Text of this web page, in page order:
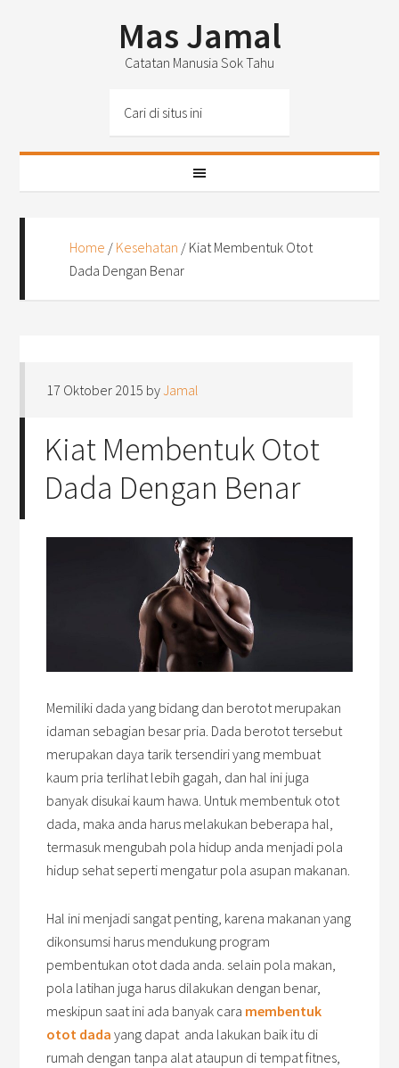
Mas Jamal
Catatan Manusia Sok Tahu
Home / Kesehatan / Kiat Membentuk Otot
Dada Dengan Benar
17 Oktober 2015 byJamal
Kiat Membentuk Otot
Dada Dengan Benar
Memiliki dada yang bidang dan berotot merupakan
idaman sebagian besar pria. Dada berotot tersebut
merupakan daya tarik tersendiri yang membuat
kaum pria terlihat lebih gagah, dan hal ini juga
banyak disukai kaum hawa. Untuk membentuk otot
dada, maka anda harus melakukan beberapa hal,
termasuk mengubah pola hidup anda menjadi pola
hidup sehat seperti mengatur pola asupan makanan.
Hal ini menjadi sangat penting, karena makanan yang
dikonsumsi harus mendukung program
pembentukan otot dada anda. selain pola makan,
pola latihan juga harus dilakukan dengan benar,
meskipun saat ini ada banyak cara membentuk
otot dada yang dapat anda lakukan baik itu di
rumah dengan tanpa alat ataupun di tempat fitnes,